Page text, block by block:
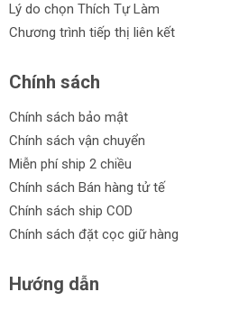
Lý do chọn Thích Tự Làm
Chương trình tiếp thị liên kết
Chính sách
Chính sách bảo mật
Chính sách vận chuyển
Miễn phí ship 2 chiều
Chính sách Bán hàng tử tế
Chính sách ship COD
Chính sách đặt cọc giữ hàng
Hướng dẫn